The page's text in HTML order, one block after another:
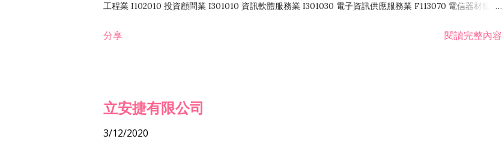
工程業 I102010 投資顧問業 I301010 資訊軟體服務業 I301030 電子資訊供應服務業 F113070 電信器材批發
務 F102030 菸酒批發業 F203020 菸酒零售業 F401171 酒類輸入業
分享 閱讀完整內容
立安捷有限公司
3/12/2020